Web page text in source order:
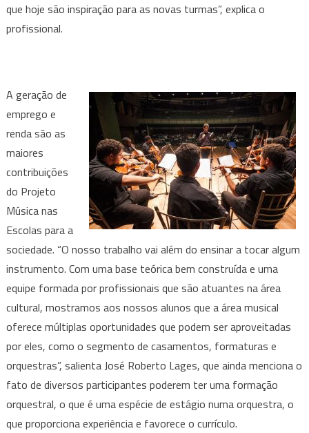
que hoje são inspiração para as novas turmas”, explica o
profissional.
A geração de
emprego e
renda são as
maiores
contribuições
do Projeto
Música nas
Escolas para a
sociedade. “O nosso trabalho vai além do ensinar a tocar algum
instrumento. Com uma base teórica bem construída e uma
equipe formada por profissionais que são atuantes na área
cultural, mostramos aos nossos alunos que a área musical
oferece múltiplas oportunidades que podem ser aproveitadas
por eles, como o segmento de casamentos, formaturas e
orquestras”, salienta José Roberto Lages, que ainda menciona o
fato de diversos participantes poderem ter uma formação
orquestral, o que é uma espécie de estágio numa orquestra, o
que proporciona experiência e favorece o currículo.